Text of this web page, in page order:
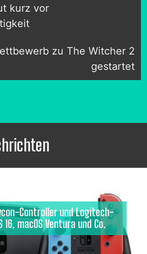
kurz vor
zu The Witcher 2
gestartet
Controller und Logitech-
16, macOS Ventura und Co.